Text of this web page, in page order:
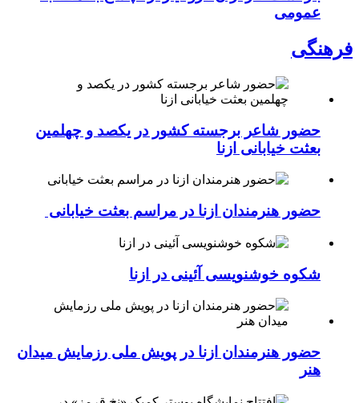
عمومی
فرهنگی
حضور شاعر برجسته کشور در یکصد و چهلمین
بعثت خیابانی ازنا
حضور هنرمندان ازنا در مراسم بعثت خیابانی
شکوه خوشنویسی آئینی در ازنا
حضور هنرمندان ازنا در پویش ملی رزمایش میدان
هنر